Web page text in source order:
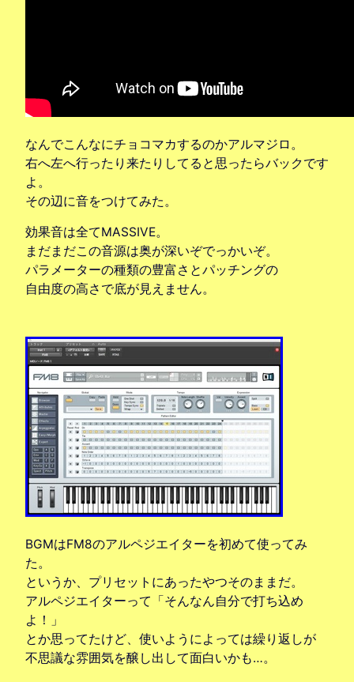
なんでこんなにチョコマカするのかアルマジロ。
右へ左へ行ったり来たりしてると思ったらバックです
よ。
その辺に音をつけてみた。
効果音は全てMASSIVE。
まだまだこの音源は奥が深いぞでっかいぞ。
パラメーターの種類の豊富さとパッチングの
自由度の高さで底が見えません。
BGMはFM8のアルペジエイターを初めて使ってみ
た。
というか、プリセットにあったやつそのままだ。
アルペジエイターって「そんなん自分で打ち込め
よ！」
とか思ってたけど、使いようによっては繰り返しが
不思議な雰囲気を醸し出して面白いかも…。